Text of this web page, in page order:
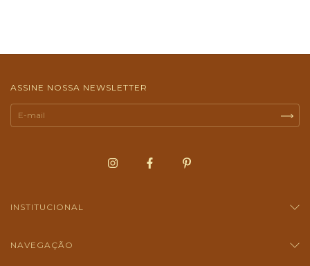
ASSINE NOSSA NEWSLETTER
INSTITUCIONAL
NAVEGAÇÃO